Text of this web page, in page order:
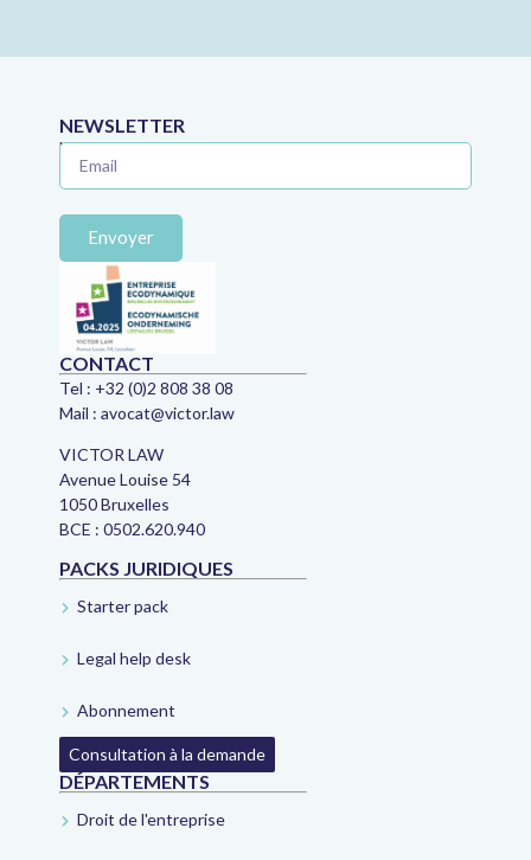
NEWSLETTER
Ne manquez plus aucune astuce juridique !
Envoyer
CONTACT
Tel : +32 (0)2 808 38 08
Mail : avocat@victor.law
VICTOR LAW
Avenue Louise 54
1050 Bruxelles
BCE : 0502.620.940
PACKS JURIDIQUES
Starter pack
Legal help desk
Abonnement
Consultation à la demande
DÉPARTEMENTS
Droit de l'entreprise